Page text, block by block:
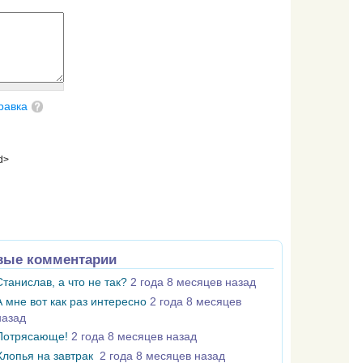
комментарии
а что не так? 2 года 8 месяцев назад
мне вот как раз интересно 2 года 8 месяцев
2 года 8 месяцев назад
на завтрак 2 года 8 месяцев назад